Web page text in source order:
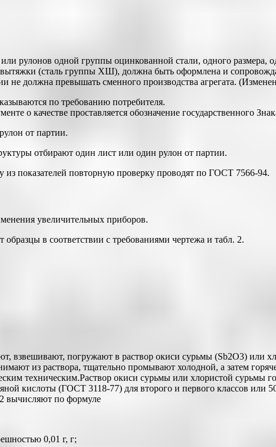
рулонов одной группы оцинкованной стали, одного размера,
(сталь группы ХШ), должна быть оформлена и
не должна превышать сменного производства агрегата.
по требованию потребителя.
о качестве проставляется обозначение государственного
от партии.
отбирают один лист или один рулон от партии.
из показателей повторную проверку проводят по ГОСТ 7566-94.
увеличительных приборов.
в соответствии с требованиями чертежа и табл. 2.
взвешивают, погружают в раствор окиси сурьмы (Sb2O3) или
из раствора, тщательно промывают холодной, а затем
техническим.Раствор окиси сурьмы или хлористой сурьмы
кислоты (ГОСТ 3118-77) для второго и первого классов или
вычисляют по формуле
0,01 г, г;